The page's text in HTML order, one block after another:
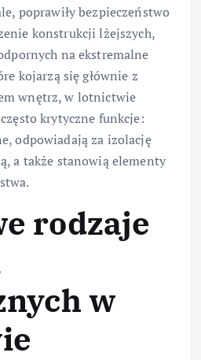
poprawiły bezpieczeństwo
konstrukcji lżejszych,
na ekstremalne
kojarzą się głównie z
wnętrz, w lotnictwie
krytyczne funkcje:
odpowiadają za izolację
a także stanowią elementy
rodzaje
w